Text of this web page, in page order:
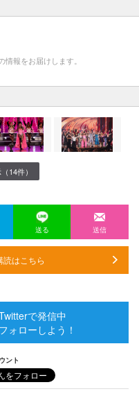
報をお届けします。
14件）
送る 送信
はこちら
で発信中
ォローしよう！
ント